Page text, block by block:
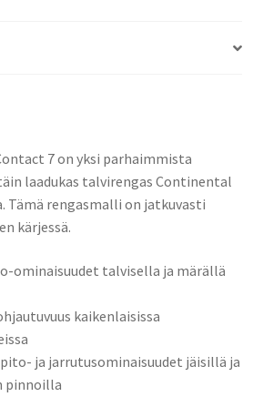
7 on yksi parhaimmista
laadukas talvirengas Continental
Tämä rengasmalli on jatkuvasti
kärjessä.
ominaisuudet talvisella ja märällä
kaikenlaisissa
ja jarrutusominaisuudet jäisillä ja
pinnoilla